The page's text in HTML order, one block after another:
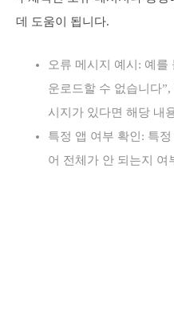
데 도움이 됩니다.
오류 메시지 예시: 예를
운로드할 수 없습니다”,
시지가 있다면 해당 내
특정 앱 여부 확인: 특
어 전체가 안 되는지 여